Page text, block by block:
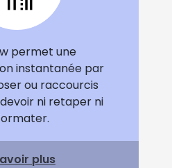
permet une
instantanée par
ou raccourcis
ni retaper ni
plus